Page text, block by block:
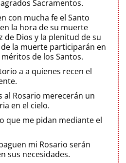
Sacramentos.
con mucha fe el Santo
la hora de su muerte
de Dios y la plenitud de su
la muerte participarán en
de los Santos.
a a quienes recen el
al Rosario merecerán un
en el cielo.
que me pidan mediante el
mi Rosario serán
sus necesidades.